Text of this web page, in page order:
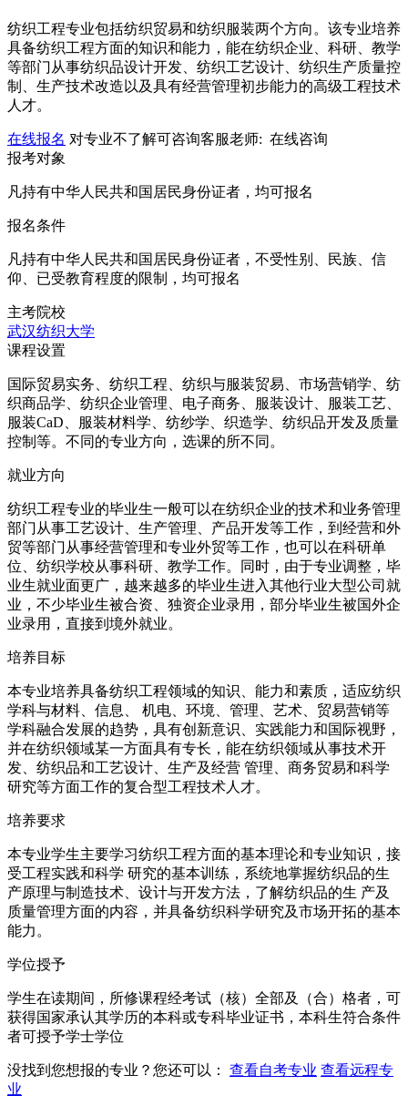
纺织工程专业包括纺织贸易和纺织服装两个方向。该专业培养
具备纺织工程方面的知识和能力，能在纺织企业、科研、教学
等部门从事纺织品设计开发、纺织工艺设计、纺织生产质量控
制、生产技术改造以及具有经营管理初步能力的高级工程技术
人才。
在线报名 对专业不了解可咨询客服老师: 在线咨询
报考对象
凡持有中华人民共和国居民身份证者，均可报名
报名条件
凡持有中华人民共和国居民身份证者，不受性别、民族、信
仰、已受教育程度的限制，均可报名
主考院校
武汉纺织大学
课程设置
国际贸易实务、纺织工程、纺织与服装贸易、市场营销学、纺
织商品学、纺织企业管理、电子商务、服装设计、服装工艺、
服装CaD、服装材料学、纺纱学、织造学、纺织品开发及质量
控制等。不同的专业方向，选课的所不同。
就业方向
纺织工程专业的毕业生一般可以在纺织企业的技术和业务管理
部门从事工艺设计、生产管理、产品开发等工作，到经营和外
贸等部门从事经营管理和专业外贸等工作，也可以在科研单
位、纺织学校从事科研、教学工作。同时，由于专业调整，毕
业生就业面更广，越来越多的毕业生进入其他行业大型公司就
业，不少毕业生被合资、独资企业录用，部分毕业生被国外企
业录用，直接到境外就业。
培养目标
本专业培养具备纺织工程领域的知识、能力和素质，适应纺织
学科与材料、信息、 机电、环境、管理、艺术、贸易营销等
学科融合发展的趋势，具有创新意识、实践能力和国际视野，
并在纺织领域某一方面具有专长，能在纺织领域从事技术开
发、纺织品和工艺设计、生产及经营 管理、商务贸易和科学
研究等方面工作的复合型工程技术人才。
培养要求
本专业学生主要学习纺织工程方面的基本理论和专业知识，接
受工程实践和科学 研究的基本训练，系统地掌握纺织品的生
产原理与制造技术、设计与开发方法，了解纺织品的生 产及
质量管理方面的内容，并具备纺织科学研究及市场开拓的基本
能力。
学位授予
学生在读期间，所修课程经考试（核）全部及（合）格者，可
获得国家承认其学历的本科或专科毕业证书，本科生符合条件
者可授予学士学位
没找到您想报的专业？您还可以： 查看自考专业 查看远程专
业